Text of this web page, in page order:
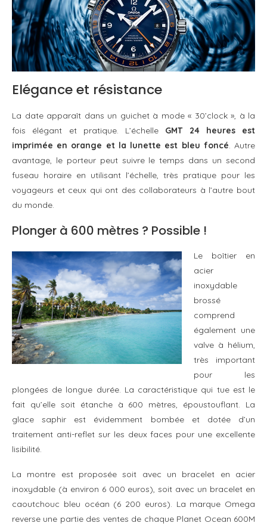
Elégance et résistance
La date apparaît dans un guichet à mode « 30’clock », à la
fois élégant et pratique. L’échelle GMT 24 heures est
imprimée en orange et la lunette est bleu foncé. Autre
avantage, le porteur peut suivre le temps dans un second
fuseau horaire en utilisant l’échelle, très pratique pour les
voyageurs et ceux qui ont des collaborateurs à l’autre bout
du monde.
Plonger à 600 mètres ? Possible !
Le boîtier en
acier
inoxydable
brossé
comprend
également une
valve à hélium,
très important
pour les
plongées de longue durée. La caractéristique qui tue est le
fait qu’elle soit étanche à 600 mètres, époustouflant. La
glace saphir est évidemment bombée et dotée d’un
traitement anti-reflet sur ​​les deux faces pour une excellente
lisibilité.
La montre est proposée soit avec un bracelet en acier
inoxydable (à environ 6 000 euros), soit avec un bracelet en
caoutchouc bleu océan (6 200 euros). La marque Omega
reverse une partie des ventes de chaque Planet Ocean 600M